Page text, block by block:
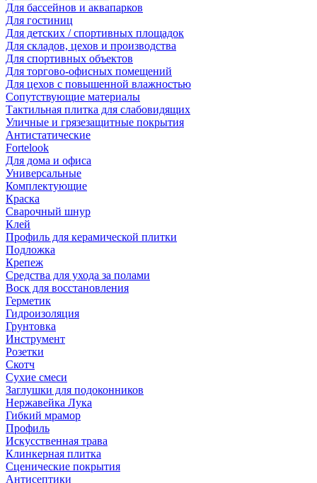
Для бассейнов и аквапарков
Для гостиниц
Для детских / спортивных площадок
Для складов, цехов и производства
Для спортивных объектов
Для торгово-офисных помещений
Для цехов с повышенной влажностью
Сопутствующие материалы
Тактильная плитка для слабовидящих
Уличные и грязезащитные покрытия
Антистатические
Fortelook
Для дома и офиса
Универсальные
Комплектующие
Краска
Сварочный шнур
Клей
Профиль для керамической плитки
Подложка
Крепеж
Средства для ухода за полами
Воск для восстановления
Герметик
Гидроизоляция
Грунтовка
Инструмент
Розетки
Скотч
Сухие смеси
Заглушки для подоконников
Нержавейка Лука
Гибкий мрамор
Профиль
Искусственная трава
Клинкерная плитка
Сценические покрытия
Антисептики